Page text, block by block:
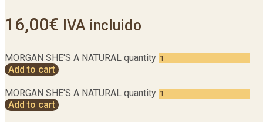
16,00€ IVA incluido
MORGAN SHE'S A NATURAL quantity
Add to cart
MORGAN SHE'S A NATURAL quantity
Add to cart